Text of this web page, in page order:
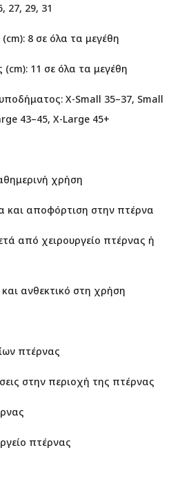
27, 29, 31
8 σε όλα τα μεγέθη
11 σε όλα τα μεγέθη
X-Small 35–37, Small
43–45, X-Large 45+
χρήση
και αποφόρτιση στην πτέρνα
από χειρουργείο πτέρνας ή
ανθεκτικό στη χρήση
πτέρνας
στην περιοχή της πτέρνας
πτέρνας